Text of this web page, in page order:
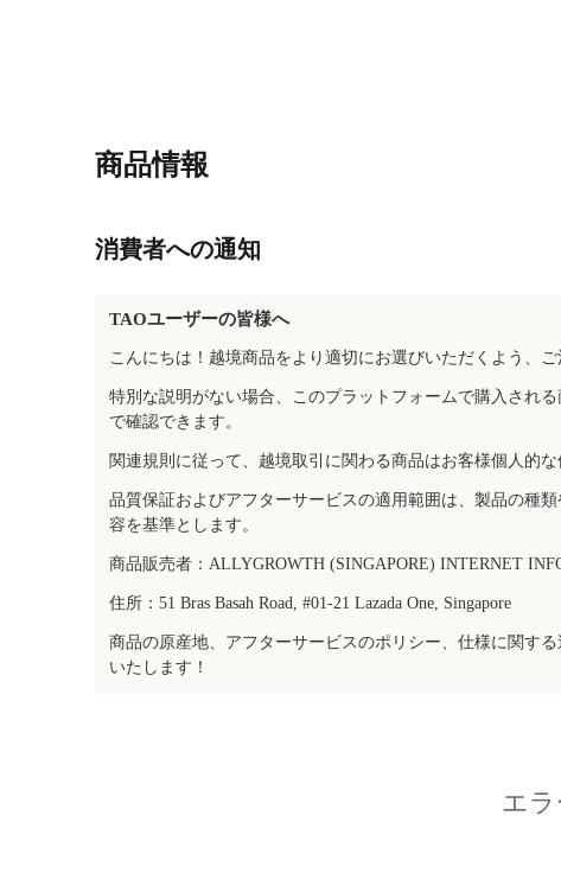
商品情報
消費者への通知
TAOユーザーの皆様へ
こんにちは！越境商品をより適切にお選びいただくよう、
特別な説明がない場合、このプラットフォームで購入され
で確認できます。
関連規則に従って、越境取引に関わる商品はお客様個人的な
品質保証およびアフターサービスの適用範囲は、製品の種
容を基準とします。
商品販売者：ALLYGROWTH (SINGAPORE) INTERNET
住所：51 Bras Basah Road, #01-21 Lazada One, Singapore
商品の原産地、アフターサービスのポリシー、仕様に関す
いたします！
エ